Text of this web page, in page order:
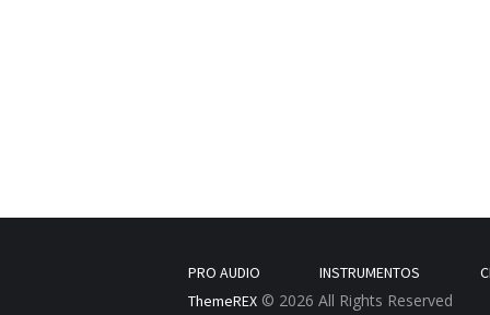
PRO AUDIO INSTRUMENTOS
ThemeREX © 2026 All Rights Reserved